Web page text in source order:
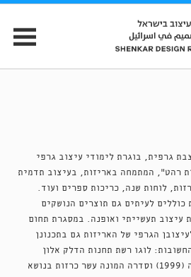
מעצבת גרפית, בוגרת לימודי עיצוב גרפי
רהט", המתמחה באריזות, בעיצוב תדמית
לוחות שנה, כריכות ספרים ועוד.
לעיתים גם תוצרים הנושקים
עיצוב תעשייתי ואופנה. במסגרת תחום
הגרפי של האריזות גם בתכנונן
לוגו רשת תחנות הדלק אלון
(1988), אריזות מוצרי יטבתה (1999) וסדרה המונה עשר כרזות בנושא